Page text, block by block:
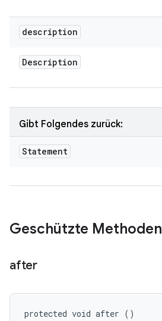
description
Description
Gibt Folgendes zurück:
Statement
Geschützte Methoden
after
protected void after ()